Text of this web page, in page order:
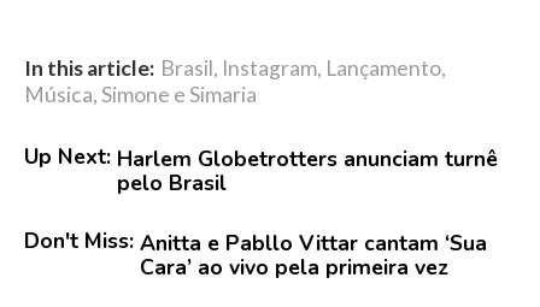
In this article: Brasil, Instagram, Lançamento,
Música,Simone e Simaria
Up Next: Harlem Globetrotters anunciam turnê
pelo Brasil
Don't Miss: Anitta e Pabllo Vittar cantam ‘Sua
Cara’ ao vivo pela primeira vez